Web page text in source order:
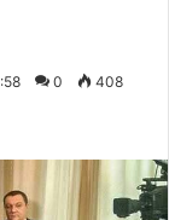
0 408